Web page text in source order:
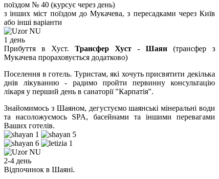
поїздом № 40 (курсує через день)
з інших міст поїздом до Мукачева, з пересадками через Київ
або інші варіанти
1 день
Прибуття в Хуст. Трансфер Хуст - Шаян (трансфер з
Мукачева прораховується додатково)
Поселення в готель. Туристам, які хочуть присвятити декілька
днів лікуванню - радимо пройти первинну консультацію
лікаря у перший день в санаторії "Карпатія".
Знайомимось з Шаяном, дегустуємо шаянські мінеральні води
та насоложуємось SPA, басейнами та іншими перевагами
Ваших готелів.
2-4 день
Відпочинок в Шаяні.